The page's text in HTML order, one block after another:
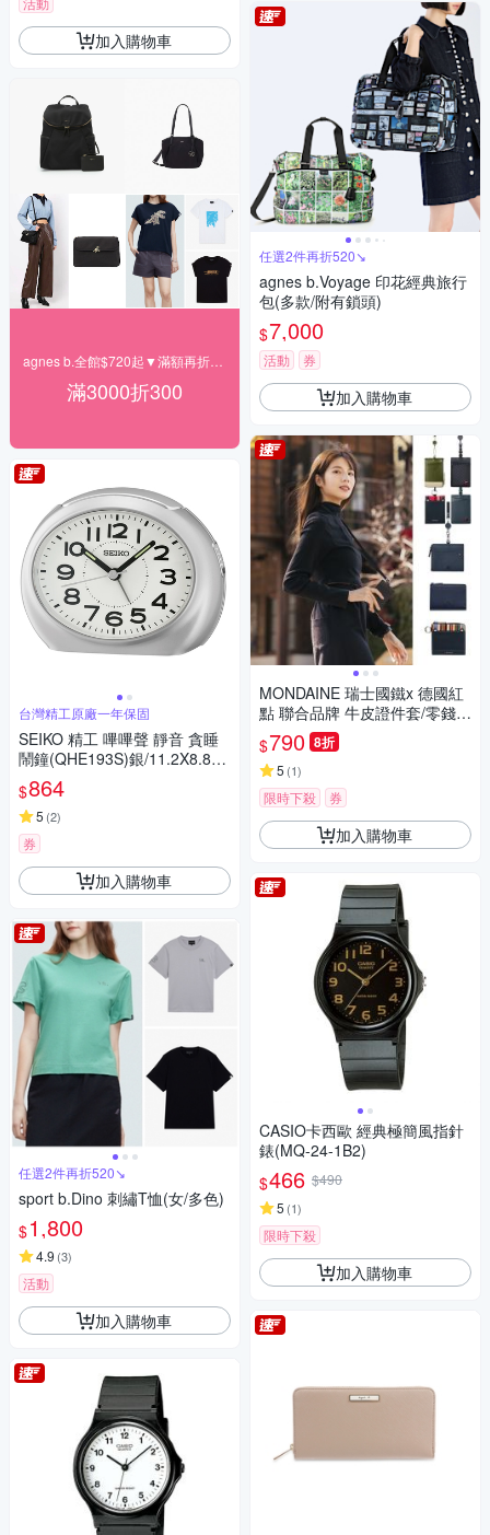
加入購物車
滿3000折300
台灣精工原廠一年保固
SEIKO 精工 嗶嗶聲 靜音 貪睡
鬧鐘(QHE193S)銀/11.2X8.8c
m
$864
5 (2)
券
加入購物車
任選2件再折520↘
sport b.Dino 刺繡T恤(女/多色)
$1,800
4.9 (3)
活動
加入購物車
任選2件再折520↘
agnes b.Voyage 印花經典旅行
包(多款/附有鎖頭)
$7,000
活動 券
加入購物車
MONDAINE 瑞士國鐵x 德國紅
點 聯合品牌 牛皮證件套/零錢
包/鑰匙包 ( 多款任選 )
$790 8折
5 (1)
限時下殺 券
加入購物車
CASIO卡西歐 經典極簡風指針
錶(MQ-24-1B2)
$466 $490
5 (1)
限時下殺
加入購物車